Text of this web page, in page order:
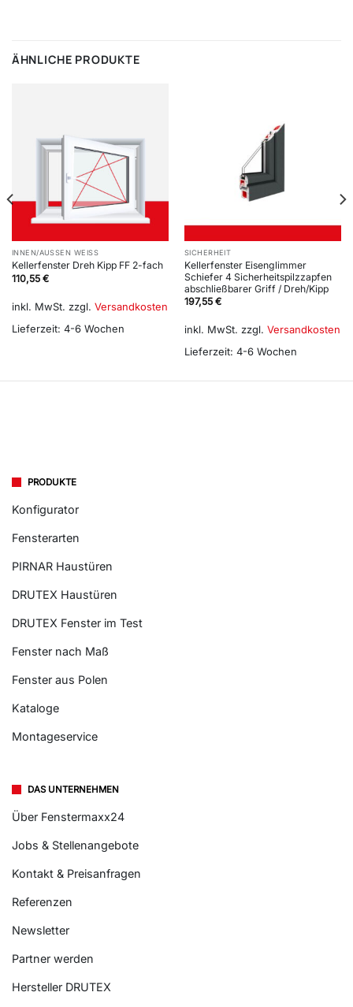
ÄHNLICHE PRODUKTE
INNEN/AUSSEN WEISS
Kellerfenster Dreh Kipp FF 2-fach
110,55 €
inkl. MwSt. zzgl. Versandkosten
Lieferzeit: 4-6 Wochen
SICHERHEIT
Kellerfenster Eisenglimmer
Schiefer 4 Sicherheitspilzzapfen
abschließbarer Griff / Dreh/Kipp
197,55 €
inkl. MwSt. zzgl. Versandkosten
Lieferzeit: 4-6 Wochen
PRODUKTE
Konfigurator
Fensterarten
PIRNAR Haustüren
DRUTEX Haustüren
DRUTEX Fenster im Test
Fenster nach Maß
Fenster aus Polen
Kataloge
Montageservice
DAS UNTERNEHMEN
Über Fenstermaxx24
Jobs & Stellenangebote
Kontakt & Preisanfragen
Referenzen
Newsletter
Partner werden
Hersteller DRUTEX